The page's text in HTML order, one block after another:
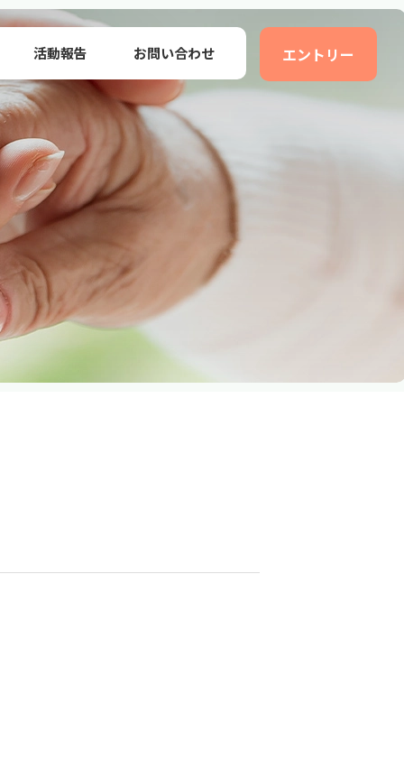
活動報告 お問い合わせ エントリー